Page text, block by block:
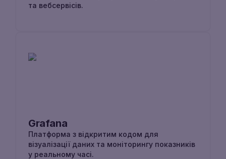
та вебсервісів.
Grafana
Платформа з відкритим кодом для
візуалізації даних та моніторингу показників
у реальному часі.